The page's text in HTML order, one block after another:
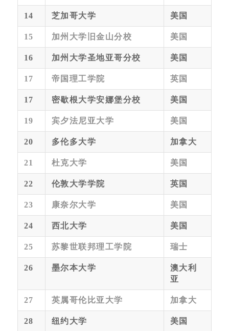
14 芝加哥大学 美国
15 加州大学旧金山分校 美国
16 加州大学圣地亚哥分校 美国
17 帝国理工学院 英国
17 密歇根大学安娜堡分校 美国
19 宾夕法尼亚大学 美国
20 多伦多大学 加拿大
21 杜克大学 美国
22 伦敦大学学院 英国
23 康奈尔大学 美国
24 西北大学 美国
25 苏黎世联邦理工学院 瑞士
26 墨尔本大学
澳大利
亚
27 英属哥伦比亚大学 加拿大
28 纽约大学 美国